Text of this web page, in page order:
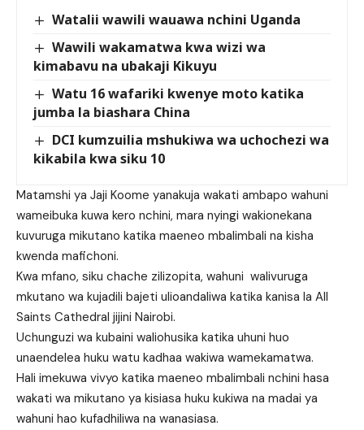
Watalii wawili wauawa nchini Uganda
Wawili wakamatwa kwa wizi wa
kimabavu na ubakaji Kikuyu
Watu 16 wafariki kwenye moto katika
jumba la biashara China
DCI kumzuilia mshukiwa wa uchochezi wa
kikabila kwa siku 10
Matamshi ya Jaji Koome yanakuja wakati ambapo wahuni
wameibuka kuwa kero nchini, mara nyingi wakionekana
kuvuruga mikutano katika maeneo mbalimbali na kisha
kwenda mafichoni.
Kwa mfano, siku chache zilizopita, wahuni walivuruga
mkutano wa kujadili bajeti ulioandaliwa katika kanisa la All
Saints Cathedral jijini Nairobi.
Uchunguzi wa kubaini waliohusika katika uhuni huo
unaendelea huku watu kadhaa wakiwa wamekamatwa.
Hali imekuwa vivyo katika maeneo mbalimbali nchini hasa
wakati wa mikutano ya kisiasa huku kukiwa na madai ya
wahuni hao kufadhiliwa na wanasiasa.